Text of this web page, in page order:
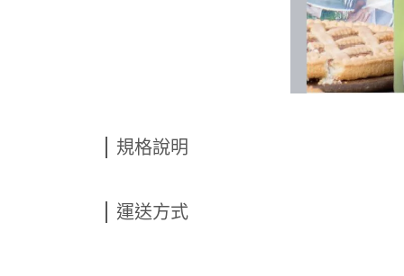
規格說明
運送方式